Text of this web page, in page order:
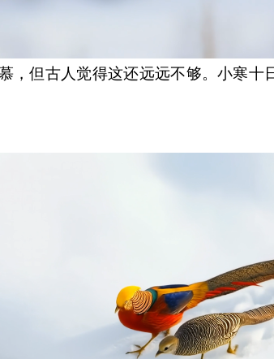
但古人觉得这还远远不够。小寒十